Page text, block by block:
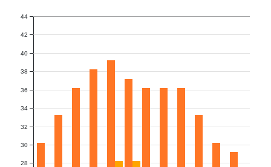
28
30
32
34
36
38
40
42
44